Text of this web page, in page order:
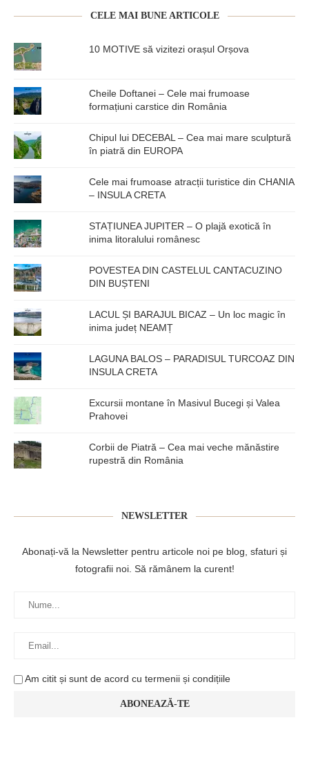
CELE MAI BUNE ARTICOLE
10 MOTIVE să vizitezi orașul Orșova
Cheile Doftanei – Cele mai frumoase
formațiuni carstice din România
Chipul lui DECEBAL – Cea mai mare sculptură
în piatră din EUROPA
Cele mai frumoase atracții turistice din CHANIA
– INSULA CRETA
STAȚIUNEA JUPITER – O plajă exotică în
inima litoralului românesc
POVESTEA DIN CASTELUL CANTACUZINO
DIN BUȘTENI
LACUL ȘI BARAJUL BICAZ – Un loc magic în
inima județ NEAMȚ
LAGUNA BALOS – PARADISUL TURCOAZ DIN
INSULA CRETA
Excursii montane în Masivul Bucegi și Valea
Prahovei
Corbii de Piatră – Cea mai veche mănăstire
rupestră din România
NEWSLETTER
Abonați-vă la Newsletter pentru articole noi pe blog, sfaturi și
fotografii noi. Să rămânem la curent!
Am citit și sunt de acord cu termenii și condițiile